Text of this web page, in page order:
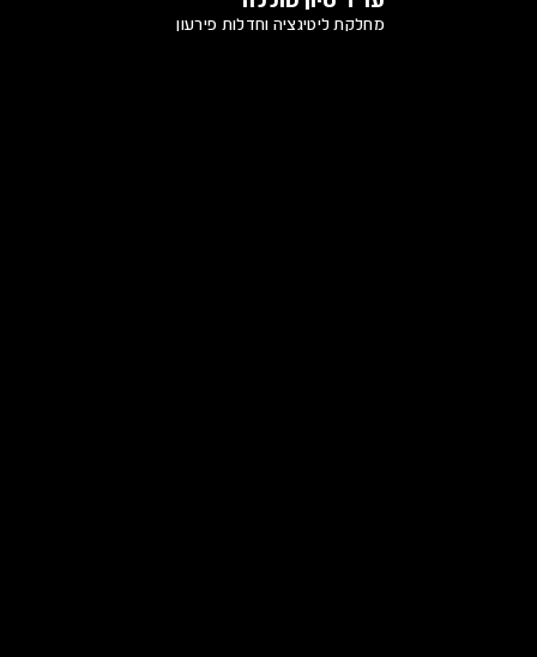
מחלקת ליטיגציה וחדלות פירעון